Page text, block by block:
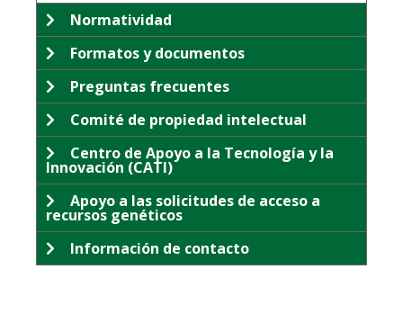
Normatividad
Formatos y documentos
Preguntas frecuentes
Comité de propiedad intelectual
Centro de Apoyo a la Tecnología y la
Innovación (CATI)
Apoyo a las solicitudes de acceso a
recursos genéticos
Información de contacto